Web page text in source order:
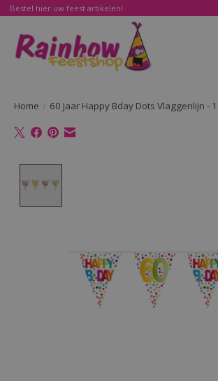
Bestel hier uw feest artikelen!
Home / 60 Jaar Happy Bday Dots Vlaggenlijn -